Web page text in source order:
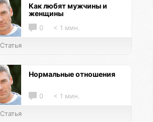
Как любят мужчины и
женщины
0 < 1 мин.
Статья
Нормальные отношения
0 < 1 мин.
Статья